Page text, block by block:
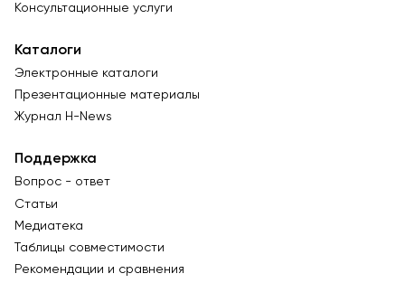
Консультационные услуги
Каталоги
Электронные каталоги
Презентационные материалы
Журнал Н-News
Поддержка
Вопрос - ответ
Статьи
Медиатека
Таблицы совместимости
Рекомендации и сравнения